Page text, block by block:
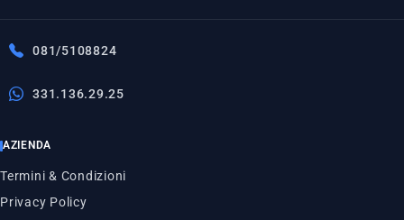
081/5108824
331.136.29.25
AZIENDA
Termini & Condizioni
Privacy Policy